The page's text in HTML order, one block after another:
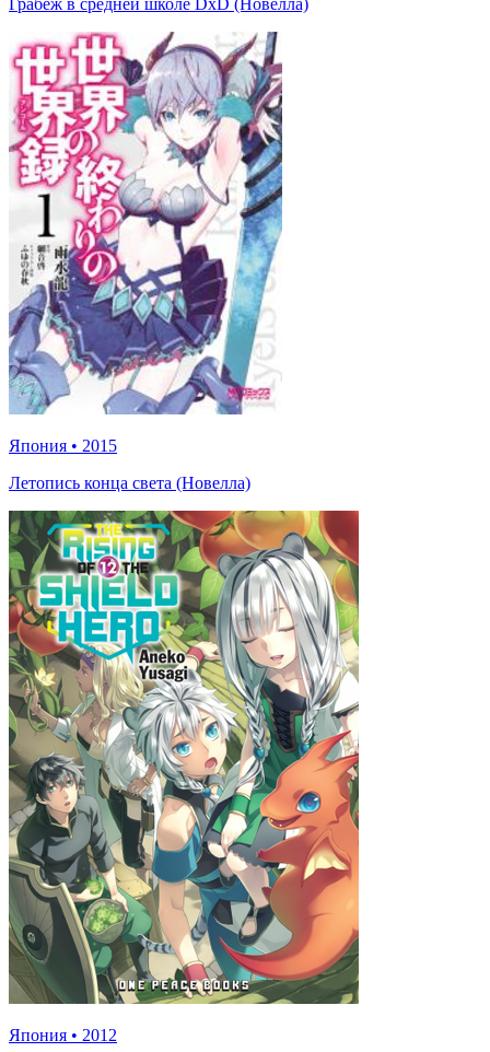
Япония • 2015
Летопись конца света (Новелла)
Япония • 2012